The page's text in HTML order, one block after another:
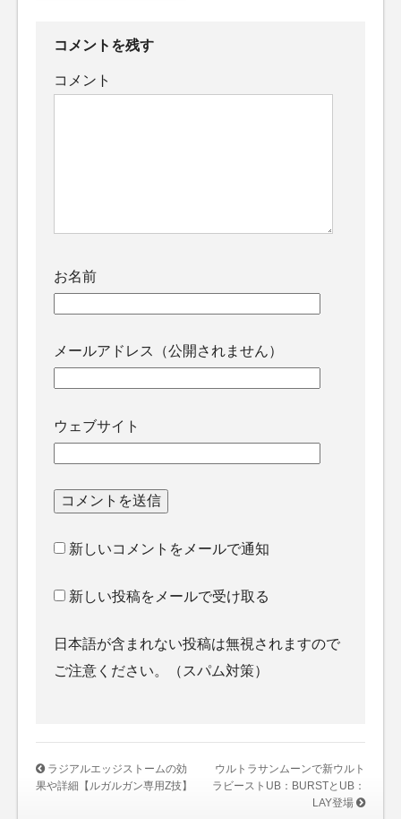
コメントを残す
コメント
お名前
メールアドレス（公開されません）
ウェブサイト
新しいコメントをメールで通知
新しい投稿をメールで受け取る
日本語が含まれない投稿は無視されますので
ご注意ください。（スパム対策）
ラジアルエッジストームの効
果や詳細【ルガルガン専用Z技】
ウルトラサンムーンで新ウルト
ラビーストUB：BURSTとUB：
LAY登場